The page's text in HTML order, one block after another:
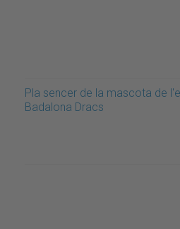
Pla sencer de la mascota de
Badalona Dracs